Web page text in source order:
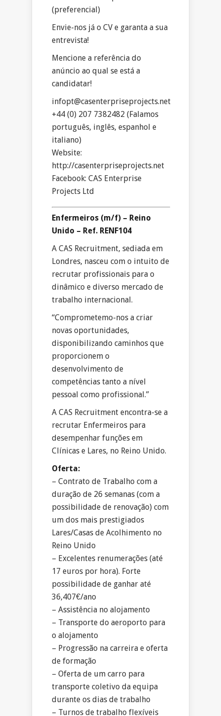
(preferencial)
Envie-nos já o CV e garanta a sua
entrevista!
Mencione a referência do
anúncio ao qual se está a
candidatar!
infopt@casenterpriseprojects.net
+44 (0) 207 7382482 (Falamos
português, inglês, espanhol e
italiano)
Website:
http://casenterpriseprojects.net
Facebook: CAS Enterprise
Projects Ltd
Enfermeiros (m/f) – Reino
Unido – Ref. RENF104
A CAS Recruitment, sediada em
Londres, nasceu com o intuito de
recrutar profissionais para o
dinâmico e diverso mercado de
trabalho internacional.
“Comprometemo-nos a criar
novas oportunidades,
disponibilizando caminhos que
proporcionem o
desenvolvimento de
competências tanto a nível
pessoal como profissional.”
A CAS Recruitment encontra-se a
recrutar Enfermeiros para
desempenhar funções em
Clínicas e Lares, no Reino Unido.
Oferta:
– Contrato de Trabalho com a
duração de 26 semanas (com a
possibilidade de renovação) com
um dos mais prestigiados
Lares/Casas de Acolhimento no
Reino Unido
– Excelentes renumerações (até
17 euros por hora). Forte
possibilidade de ganhar até
36,407€/ano
– Assistência no alojamento
– Transporte do aeroporto para
o alojamento
– Progressão na carreira e oferta
de formação
– Oferta de um carro para
transporte coletivo da equipa
durante os dias de trabalho
– Turnos de trabalho flexíveis